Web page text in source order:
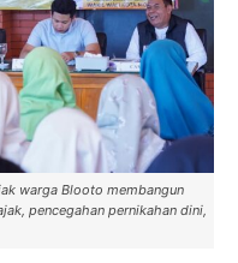
warga Blooto membangun
pencegahan pernikahan dini,